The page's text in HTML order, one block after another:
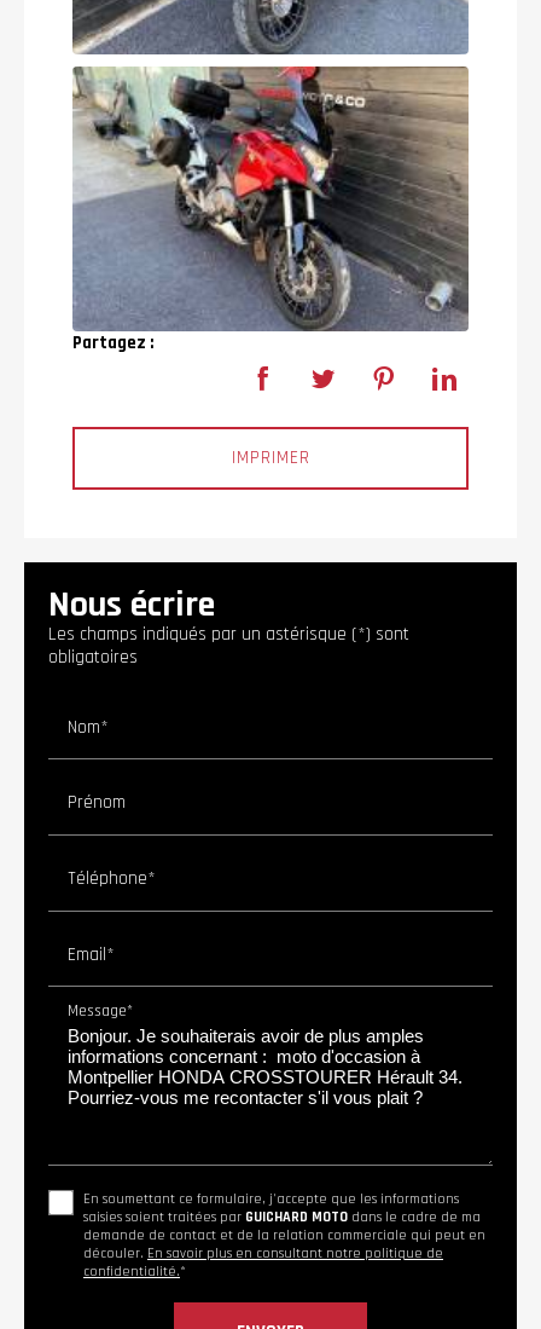
Partagez :
IMPRIMER
Nous écrire
Les champs indiqués par un astérisque (*) sont
obligatoires
Nom*
Prénom
Téléphone*
Email*
Message*
En soumettant ce formulaire, j'accepte que les informations
saisies soient traitées par GUICHARD MOTO dans le cadre de ma
demande de contact et de la relation commerciale qui peut en
découler. En savoir plus en consultant notre politique de
confidentialité.*